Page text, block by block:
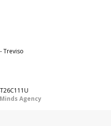
Treviso
Minds Agency